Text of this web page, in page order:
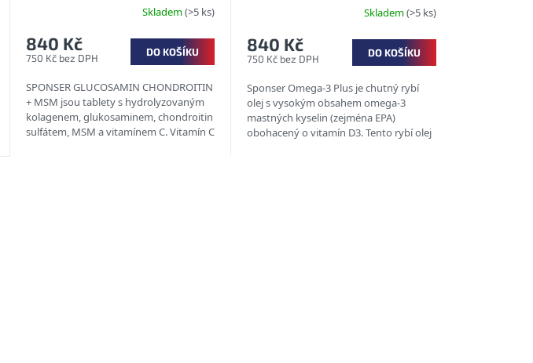
Skladem(>5 ks)
750 Kč bez DPH
840 Kč DO KOŠÍKU
SPONSER GLUCOSAMIN CHONDROITIN
+ MSM jsou tablety s hydrolyzovaným
kolagenem, glukosaminem, chondroitin
sulfátem, MSM a vitamínem C. Vitamín C
Skladem(>5 ks)
750 Kč bez DPH
840 Kč DO KOŠÍKU
Sponser Omega-3 Plus je chutný rybí
olej s vysokým obsahem omega-3
mastných kyselin (zejména EPA)
obohacený o vitamín D3. Tento rybí olej